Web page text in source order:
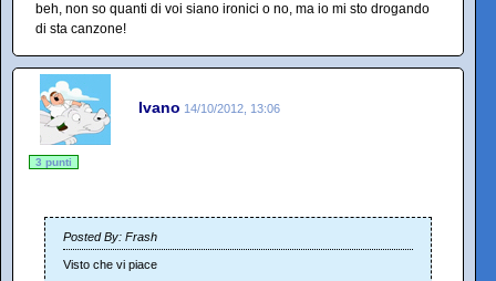
beh, non so quanti di voi siano ironici o no, ma io mi sto drogando
di sta canzone!
Ivano 14/10/2012, 13:06
3 punti
Posted By: Frash
Visto che vi piace